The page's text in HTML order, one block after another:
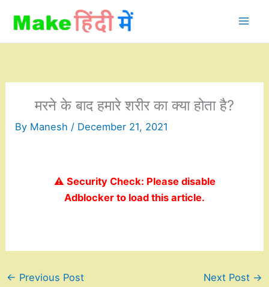
content
मरने के बाद हमारे शरीर का क्या होता है?
By Manesh / December 21, 2021
⚠️ Security Check: Please disable
Adblocker to load this article.
← Previous Post Next Post →